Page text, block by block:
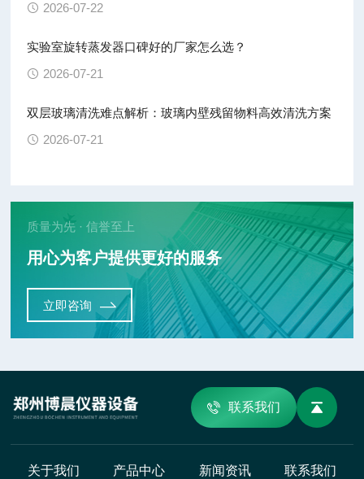
2026-07-22
实验室旋转蒸发器口碑好的厂家怎么选？
2026-07-21
双层玻璃清洗难点解析：玻璃内壁残留物料高效清洗方案
2026-07-21
质量为先 · 信誉至上
用心为客户提供更好的服务
立即咨询
联系我们
关于我们 产品中心 新闻资讯 联系我们